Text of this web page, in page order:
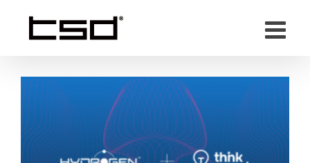
content
Как THINK SMART трансформира